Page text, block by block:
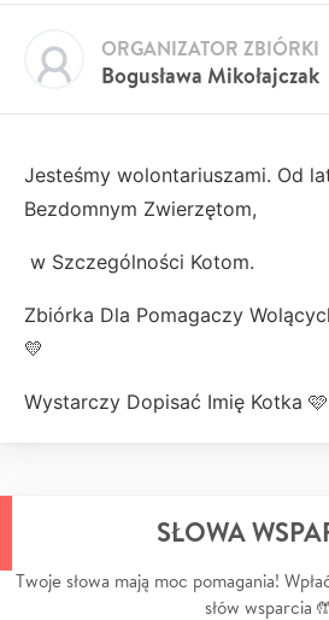
Bogusława Mikołajczak
ORGANIZATOR ZBIÓRKI
Jesteśmy wolontariuszami. Od
Bezdomnym Zwierzętom,
w Szczególności Kotom.
Zbiórka Dla Pomagaczy
💛
Wystarczy Dopisać Imię Kotka
SŁOWA
Twoje słowa mają moc pomagania!
słów wsparcia